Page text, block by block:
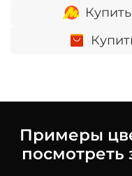
Примеры
посмотреть